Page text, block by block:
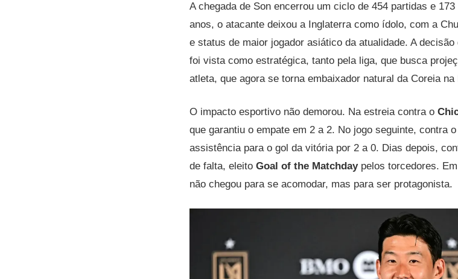
A chegada de Son encerrou um ciclo de 454 partidas e
anos, o atacante deixou a Inglaterra como ídolo, com a
e status de maior jogador asiático da atualidade. A
foi vista como estratégica, tanto pela liga, que busca
atleta, que agora se torna embaixador natural da Coreia na
O impacto esportivo não demorou. Na estreia contra o
que garantiu o empate em 2 a 2. No jogo seguinte, contra o
assistência para o gol da vitória por 2 a 0. Dias depois,
de falta, eleitoGoal of the Matchdaypelos torcedores.
não chegou para se acomodar, mas para ser protagonista.